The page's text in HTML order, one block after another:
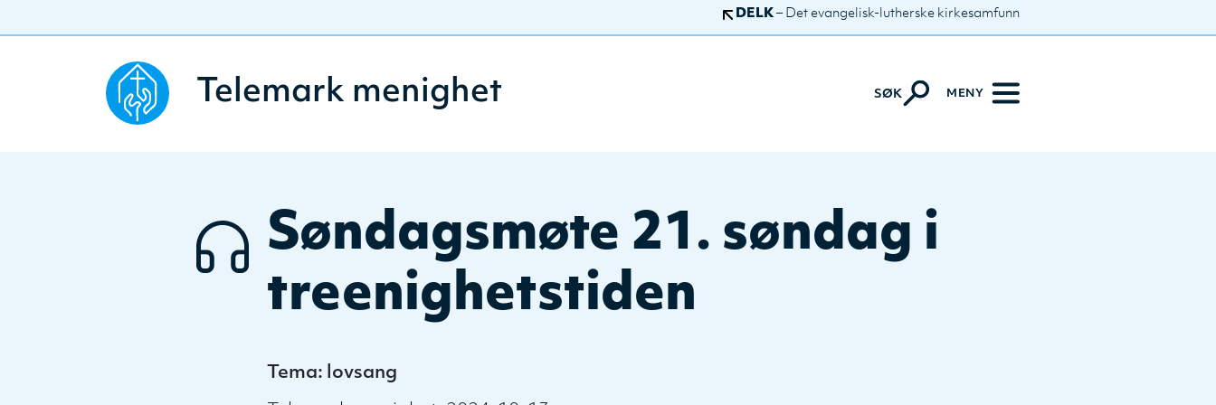
DELK – Det evangelisk-lutherske kirkesamfunn
Telemark menighet SØK MENY
Søndagsmøte 21. søndag i
treenighetstiden
Tema: lovsang